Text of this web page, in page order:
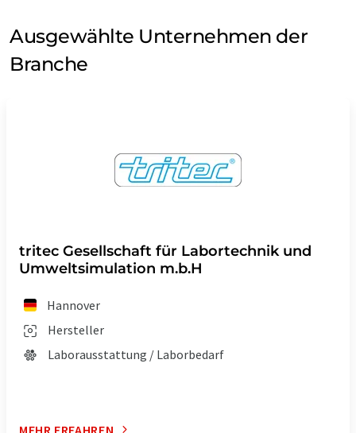
Ausgewählte Unternehmen der
Branche
tritec Gesellschaft für Labortechnik und
Umweltsimulation m.b.H
Hannover
Hersteller
Laborausstattung / Laborbedarf
MEHR ERFAHREN